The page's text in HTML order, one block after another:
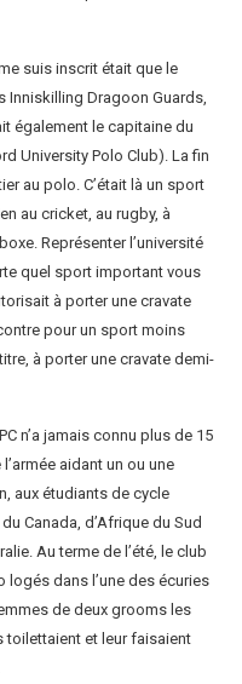
suis inscrit était que le
Inniskilling Dragoon Guards,
également le capitaine du
University Polo Club). La fin
au polo. C’était là un sport
au cricket, au rugby, à
Représenter l’université
quel sport important vous
à porter une cravate
pour un sport moins
à porter une cravate demi-
n’a jamais connu plus de 15
aidant un ou une
aux étudiants de cycle
Canada, d’Afrique du Sud
Au terme de l’été, le club
logés dans l’une des écuries
de deux grooms les
toilettaient et leur faisaient